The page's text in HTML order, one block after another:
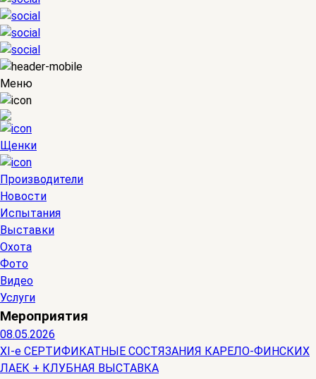
Меню
Щенки
Производители
Новости
Испытания
Выставки
Охота
Фото
Видео
Услуги
Мероприятия
08.05.2026
ХI-е СЕРТИФИКАТНЫЕ СОСТЯЗАНИЯ КАРЕЛО-ФИНСКИХ
ЛАЕК + КЛУБНАЯ ВЫСТАВКА